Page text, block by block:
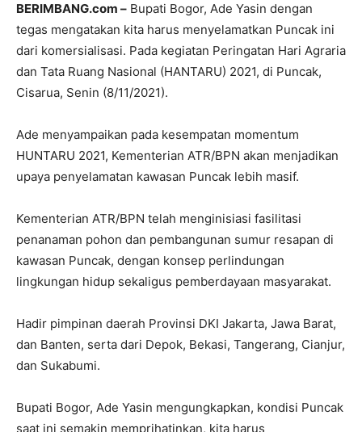
BERIMBANG.com – Bupati Bogor, Ade Yasin dengan
tegas mengatakan kita harus menyelamatkan Puncak ini
dari komersialisasi. Pada kegiatan Peringatan Hari Agraria
dan Tata Ruang Nasional (HANTARU) 2021, di Puncak,
Cisarua, Senin (8/11/2021).
Ade menyampaikan pada kesempatan momentum
HUNTARU 2021, Kementerian ATR/BPN akan menjadikan
upaya penyelamatan kawasan Puncak lebih masif.
Kementerian ATR/BPN telah menginisiasi fasilitasi
penanaman pohon dan pembangunan sumur resapan di
kawasan Puncak, dengan konsep perlindungan
lingkungan hidup sekaligus pemberdayaan masyarakat.
Hadir pimpinan daerah Provinsi DKI Jakarta, Jawa Barat,
dan Banten, serta dari Depok, Bekasi, Tangerang, Cianjur,
dan Sukabumi.
Bupati Bogor, Ade Yasin mengungkapkan, kondisi Puncak
saat ini semakin memprihatinkan, kita harus